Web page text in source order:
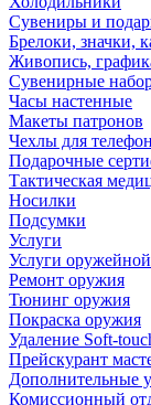
Сувениры и
Брелоки, значки,
Живопись,
Сувенирные
Часы настенные
Макеты патронов
Чехлы для
Подарочные
Тактическая
Носилки
Подсумки
Услуги
Услуги
Ремонт оружия
Тюнинг оружия
Покраска оружия
Удаление Soft-
Прейскурант
Дополнительные
Комиссионный